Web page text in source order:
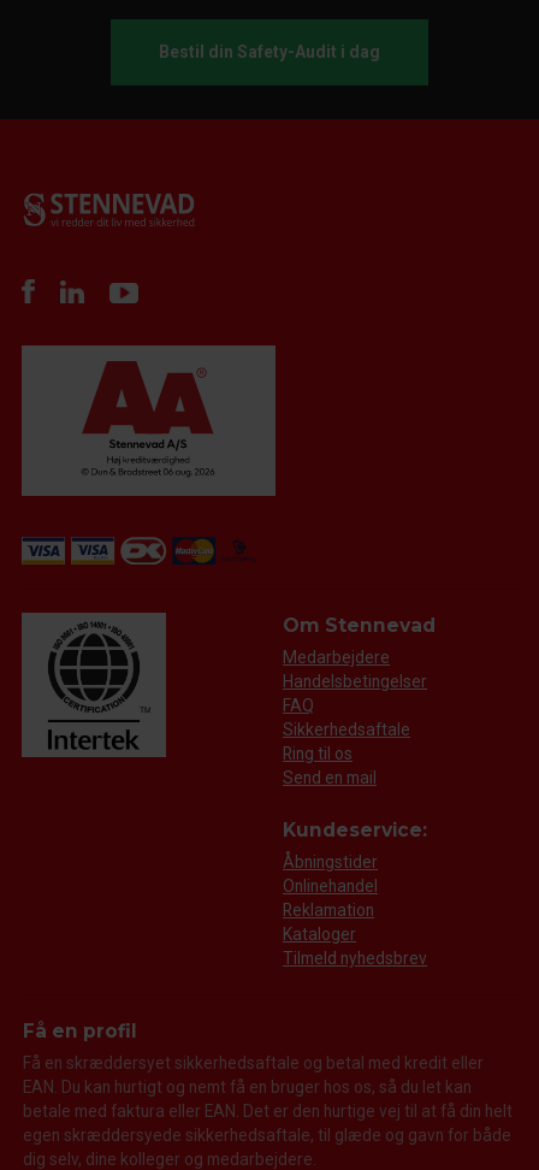
Bestil din Safety-Audit i dag
Om Stennevad
Medarbejdere
Handelsbetingelser
FAQ
Sikkerhedsaftale
Ring til os
Send en mail
Kundeservice:
Åbningstider
Onlinehandel
Reklamation
Kataloger
Tilmeld nyhedsbrev
Få en profil
Få en skræddersyet sikkerhedsaftale og betal med kredit eller
EAN. Du kan hurtigt og nemt få en bruger hos os, så du let kan
betale med faktura eller EAN. Det er den hurtige vej til at få din helt
egen skræddersyede sikkerhedsaftale, til glæde og gavn for både
dig selv, dine kolleger og medarbejdere.